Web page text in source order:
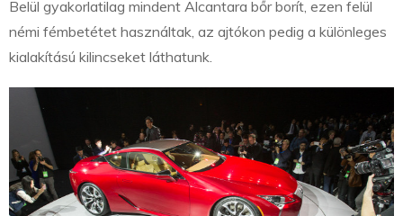
Belül gyakorlatilag mindent Alcantara bőr borít, ezen felül
némi fémbetétet használtak, az ajtókon pedig a különleges
kialakítású kilincseket láthatunk.